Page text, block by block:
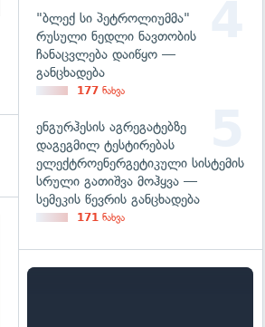
"ბლექ სი პეტროლიუმმა"
რუსული ნედლი ნავთობის
ჩანაცვლება დაიწყო —
განცხადება
177 ნახვა
ენგურჰესის აგრეგატებზე
დაგეგმილ ტესტირებას
ელექტროენერგეტიკული სისტემის
სრული გათიშვა მოჰყვა —
სემეკის წევრის განცხადება
171 ნახვა